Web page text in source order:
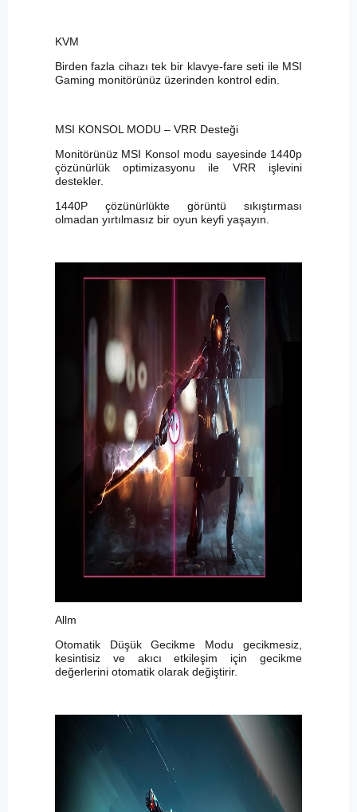
KVM
Birden fazla cihazı tek bir klavye-fare seti ile MSI
Gaming monitörünüz üzerinden kontrol edin.
MSI KONSOL MODU – VRR Desteği
Monitörünüz MSI Konsol modu sayesinde 1440p
çözünürlük optimizasyonu ile VRR işlevini
destekler.
1440P çözünürlükte görüntü sıkıştırması
olmadan yırtılmasız bir oyun keyfi yaşayın.
Allm
Otomatik Düşük Gecikme Modu gecikmesiz,
kesintisiz ve akıcı etkileşim için gecikme
değerlerini otomatik olarak değiştirir.